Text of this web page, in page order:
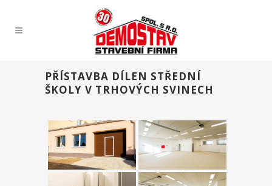
PŘÍSTAVBA DÍLEN STŘEDNÍ
ŠKOLY V TRHOVÝCH SVINECH